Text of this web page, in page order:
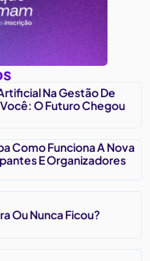
Na Gestão De
O Futuro Chegou
Como Funciona A Nova
E Organizadores
Ou Nunca Ficou?